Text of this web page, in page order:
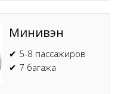
Минивэн
✔ 5-8 пассажиров
✔ 7 багажа